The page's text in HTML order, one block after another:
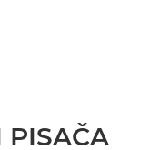
PISAČA